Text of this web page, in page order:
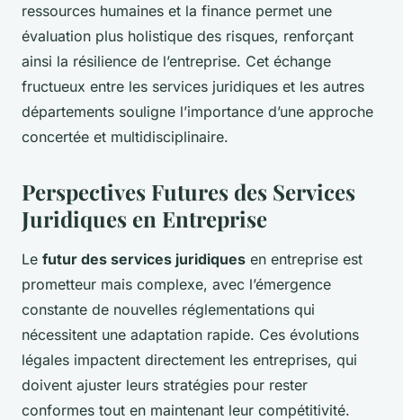
ressources humaines et la finance permet une
évaluation plus holistique des risques, renforçant
ainsi la résilience de l’entreprise. Cet échange
fructueux entre les services juridiques et les autres
départements souligne l’importance d’une approche
concertée et multidisciplinaire.
Perspectives Futures des Services
Juridiques en Entreprise
Le futur des services juridiques en entreprise est
prometteur mais complexe, avec l’émergence
constante de nouvelles réglementations qui
nécessitent une adaptation rapide. Ces évolutions
légales impactent directement les entreprises, qui
doivent ajuster leurs stratégies pour rester
conformes tout en maintenant leur compétitivité.